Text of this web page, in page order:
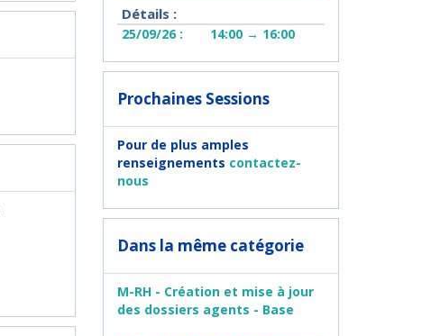
Détails :
25/09/26 : 14:00 → 16:00
Prochaines Sessions
Pour de plus amples
renseignements contactez-
nous
Dans la même catégorie
M-RH - Création et mise à jour
des dossiers agents - Base